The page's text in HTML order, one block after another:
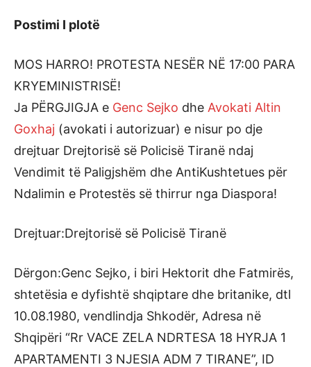
Postimi I plotë
MOS HARRO! PROTESTA NESËR NË 17:00 PARA
KRYEMINISTRISË!
Ja PËRGJIGJA e Genc Sejko dhe Avokati Altin
Goxhaj (avokati i autorizuar) e nisur po dje
drejtuar Drejtorisë së Policisë Tiranë ndaj
Vendimit të Paligjshëm dhe AntiKushtetues për
Ndalimin e Protestës së thirrur nga Diaspora!
Drejtuar:Drejtorisë së Policisë Tiranë
Dërgon:Genc Sejko, i biri Hektorit dhe Fatmirës,
shtetësia e dyfishtë shqiptare dhe britanike, dtl
10.08.1980, vendlindja Shkodër, Adresa në
Shqipëri “Rr VACE ZELA NDRTESA 18 HYRJA 1
APARTAMENTI 3 NJESIA ADM 7 TIRANE”, ID